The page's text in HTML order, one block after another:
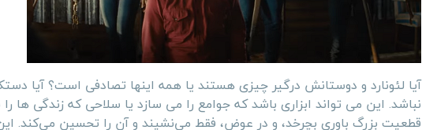
آیا لئونارد و دوستانش درگیر چیزی هستند یا همه اینها تصادفی است؟ آیا
نباشد. این می تواند ابزاری باشد که جوامع را می سازد یا سلاحی که زندگی ها